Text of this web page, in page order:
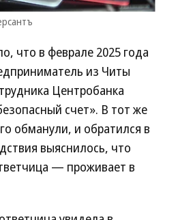
что в феврале 2025 года
из Читы
Центробанка
счет». В тот же
обманули, и обратился в
выяснилось, что
— проживает в